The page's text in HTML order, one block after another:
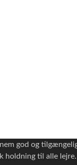
god og
til alle